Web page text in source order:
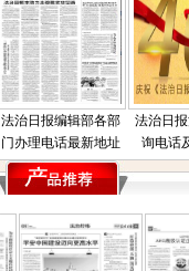
法治日报编辑部各部
门办理电话最新地址
法治日
询电话